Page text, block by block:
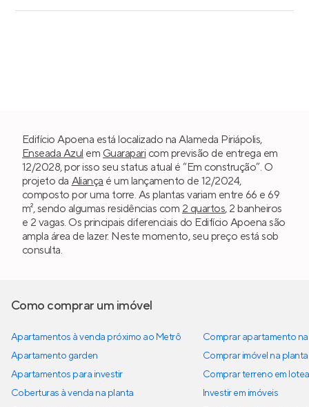
Edifício Apoena está localizado na Alameda Piriápolis,
Enseada Azul em Guarapari com previsão de entrega em
12/2028, por isso seu status atual é “Em construção”. O
projeto da Aliança é um lançamento de 12/2024,
composto por uma torre. As plantas variam entre 66 e 69
m², sendo algumas residências com 2 quartos, 2 banheiros
e 2 vagas. Os principais diferenciais do Edifício Apoena são
ampla área de lazer. Neste momento, seu preço está sob
consulta.
Como comprar um imóvel
Apartamentos à venda próximo ao Metrô
Apartamento garden
Apartamentos para investir
Coberturas à venda na planta
Comprar apartamento
Comprar imóvel na planta
Comprar terreno em
Investir em imóveis